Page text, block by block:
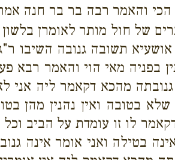
הכי והאמר רבה בר בר חנה
של חול מותר לאומרן
תשובה גנובה השיבו
בפניה מאי הוי והאמר רבא
מהכא דקאמר ליה אני
שלא בטובה ואין נהנין מהן
לו זו עומדת על הביב וכל
בטילה ואני אומר אינה